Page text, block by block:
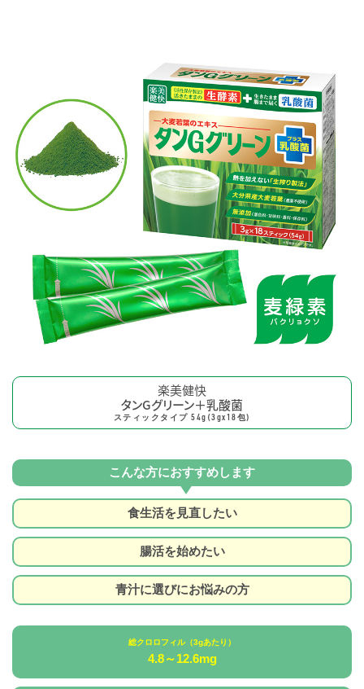
楽美健快
タンGグリーン＋乳酸菌
スティックタイプ 54g(3gx18包)
こんな方におすすめします
食生活を見直したい
腸活を始めたい
青汁に選びにお悩みの方
総クロロフィル（3gあたり）
4.8～12.6mg